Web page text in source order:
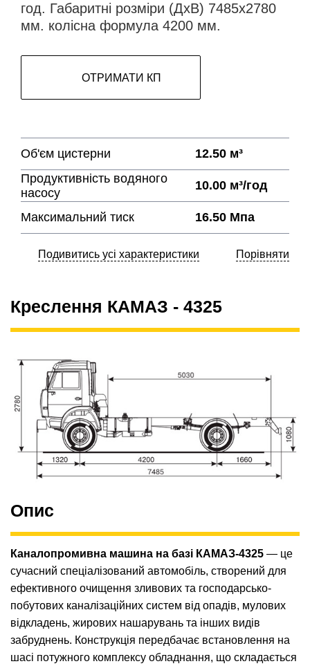
год. Габаритні розміри (ДхВ) 7485х2780
мм. колісна формула 4200 мм.
ОТРИМАТИ КП
Об'єм цистерни
12.50 м³
Продуктивність водяного
насосу
10.00 м³/год
Максимальний тиск 16.50 Мпа
Подивитись усі характеристики Порівняти
Креслення КАМАЗ - 4325
Опис
Каналопромивна машина на базі КАМАЗ-4325 — це
сучасний спеціалізований автомобіль, створений для
ефективного очищення зливових та господарсько-
побутових каналізаційних систем від опадів, мулових
відкладень, жирових нашарувань та інших видів
забруднень. Конструкція передбачає встановлення на
шасі потужного комплексу обладнання, що складається